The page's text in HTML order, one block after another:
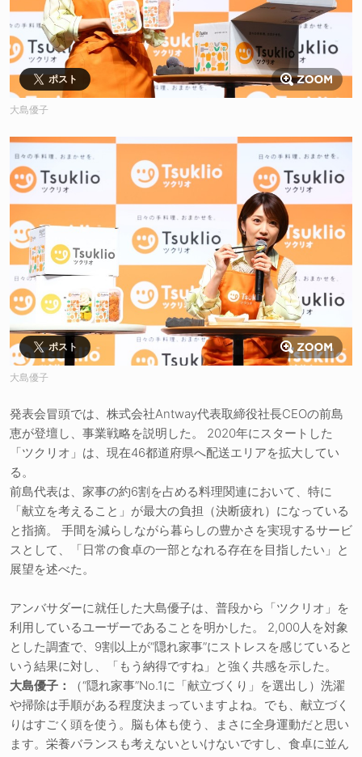
ポスト
大島優子
ポスト
大島優子
発表会冒頭では、株式会社Antway代表取締役社長CEOの前島
恵が登壇し、事業戦略を説明した。 2020年にスタートした
「ツクリオ」は、現在46都道府県へ配送エリアを拡大してい
る。
前島代表は、家事の約6割を占める料理関連において、特に
「献立を考えること」が最大の負担（決断疲れ）になっている
と指摘。 手間を減らしながら暮らしの豊かさを実現するサービ
スとして、「日常の食卓の一部となれる存在を目指したい」と
展望を述べた。
アンバサダーに就任した大島優子は、普段から「ツクリオ」を
利用しているユーザーであることを明かした。 2,000人を対象
とした調査で、9割以上が“隠れ家事”にストレスを感じていると
いう結果に対し、「もう納得ですね」と強く共感を示した。
大島優子：
（“隠れ家事”No.1に「献立づくり」を選出し）洗濯
や掃除は手順がある程度決まっていますよね。でも、献立づく
りはすごく頭を使う。脳も体も使う、まさに全身運動だと思い
ます。栄養バランスも考えないといけないですし、食卓に並ん